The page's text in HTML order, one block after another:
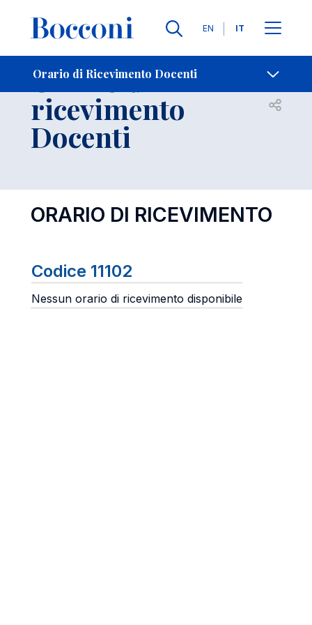
Lingue
EN IT
Orario di Ricevimento Docenti
-
Orario di
ricevimento
Docenti
Open
ORARIO DI RICEVIMENTO
Codice 11102
Nessun orario di ricevimento disponibile